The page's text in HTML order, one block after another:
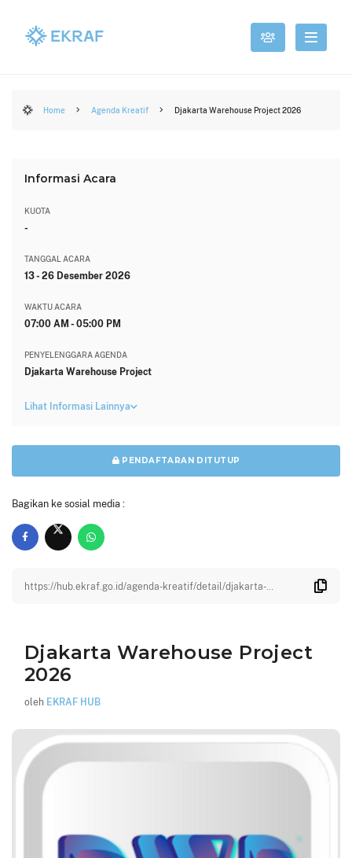
Home Agenda Kreatif Djakarta Warehouse Project 2026
Informasi Acara
KUOTA
-
TANGGAL ACARA
13 - 26 Desember 2026
WAKTU ACARA
07:00 AM - 05:00 PM
PENYELENGGARA AGENDA
Djakarta Warehouse Project
Lihat Informasi Lainnya
PENDAFTARAN DITUTUP
Bagikan ke sosial media :
https://hub.ekraf.go.id/agenda-kreatif/detail/djakarta-
Djakarta Warehouse Project
2026
oleh EKRAF HUB